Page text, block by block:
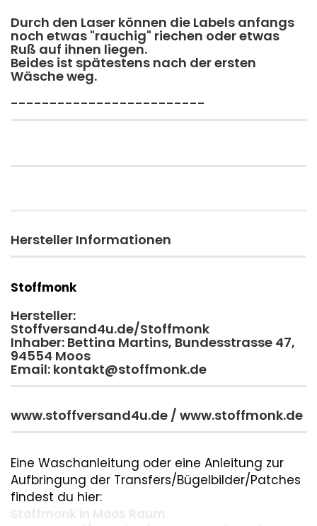
Durch den Laser können die Labels anfangs
noch etwas "rauchig" riechen oder etwas
Ruß auf ihnen liegen.
​Beides ist spätestens nach der ersten
Wäsche weg.
-------------------------
Hersteller Informationen
Stoffmonk
Hersteller:
Stoffversand4u.de/Stoffmonk
Inhaber: Bettina Martins, Bundesstrasse 47,
94554 Moos
Email: kontakt@stoffmonk.de
www.stoffversand4u.de / www.stoffmonk.de
Eine Waschanleitung oder eine Anleitung zur
Aufbringung der Transfers/Bügelbilder/Patches
findest du hier: